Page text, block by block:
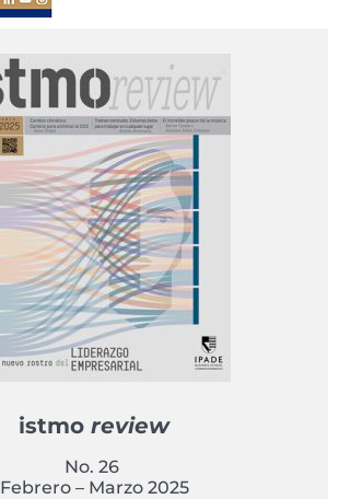
istmo review
No. 26
Febrero – Marzo 2025